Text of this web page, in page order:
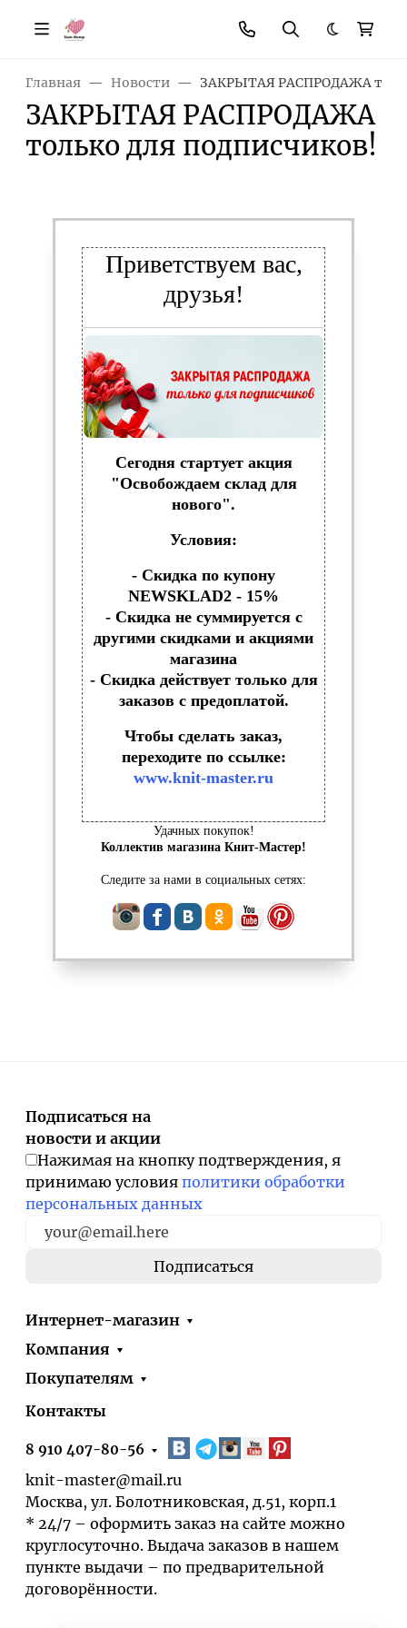
Темная
Главная Новости ЗАКРЫТАЯ РАСПРОДАЖА
ЗАКРЫТАЯ РАСПРОДАЖА
только для подписчиков!
Приветствуем вас,
друзья!
Сегодня стартует акция
"Освобождаем склад для
нового".
Условия:
- Скидка по купону
NEWSKLAD2 - 15%
- Скидка не суммируется с
другими скидками и акциями
магазина
- Скидка действует только для
заказов с предоплатой.
Чтобы сделать заказ,
переходите по ссылке:
www.knit-master.ru
Удачных покупок!
Коллектив магазина Книт-Мастер!
Следите за нами в социальных сетях:
Подписаться на
новости и акции
Нажимая на кнопку подтверждения, я
принимаю условия политики обработки
персональных данных
Интернет-магазин
Компания
Покупателям
Контакты
8 910 407-80-56
knit-master@mail.ru
Москва, ул. Болотниковская, д.51, корп.1
* 24/7 – оформить заказ на сайте можно
круглосуточно. Выдача заказов в нашем
пункте выдачи – по предварительной
договорённости.